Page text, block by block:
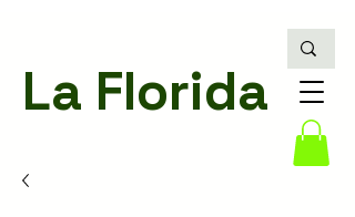
La Florida